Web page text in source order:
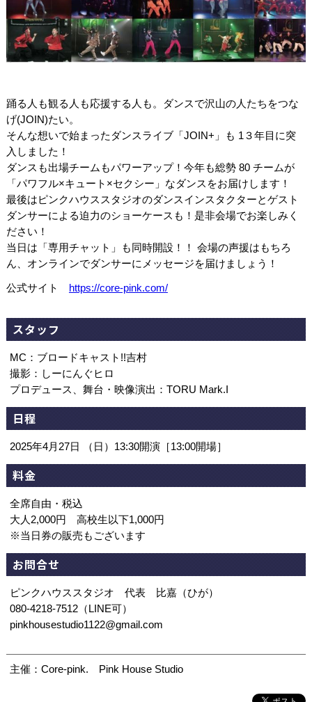
踊る人も観る人も応援する人も。ダンスで沢山の人たちをつな
げ(JOIN)たい。
そんな想いで始まったダンスライブ「JOIN+」も 1３年目に突
入しました！
ダンスも出場チームもパワーアップ！今年も総勢 80 チームが
「パワフル×キュート×セクシー」なダンスをお届けします！
最後はピンクハウススタジオのダンスインスタクターとゲスト
ダンサーによる迫力のショーケースも！是非会場でお楽しみく
ださい！
当日は「専用チャット」も同時開設！！ 会場の声援はもちろ
ん、オンラインでダンサーにメッセージを届けましょう！
公式サイト https://core-pink.com/
スタッフ
MC：ブロードキャスト!!吉村
撮影：しーにんぐヒロ
プロデュース、舞台・映像演出：TORU Mark.I
日程
2025年4月27日 （日）13:30開演［13:00開場］
料金
全席自由・税込
大人2,000円 高校生以下1,000円
※当日券の販売もございます
お問合せ
ピンクハウススタジオ 代表 比嘉（ひが）
080-4218-7512（LINE可）
pinkhousestudio1122@gmail.com
主催：Core-pink. Pink House Studio